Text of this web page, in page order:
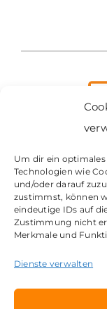
Um dir ein
Technologien wie
und/oder darauf
zustimmst, können
eindeutige IDs auf
Zustimmung nicht
Merkmale und
Dienste verwalten
© Copyright